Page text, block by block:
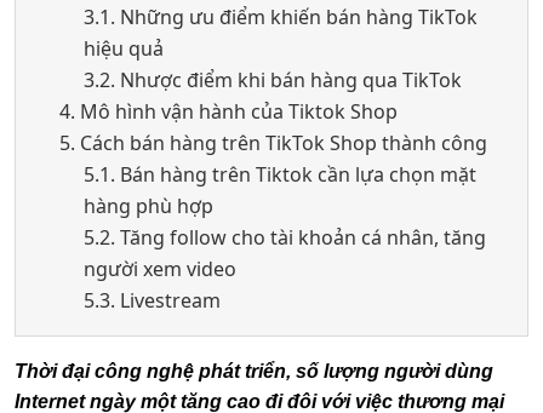
3.1. Những ưu điểm khiến bán hàng TikTok
hiệu quả
3.2. Nhược điểm khi bán hàng qua TikTok
4. Mô hình vận hành của Tiktok Shop
5. Cách bán hàng trên TikTok Shop thành công
5.1. Bán hàng trên Tiktok cần lựa chọn mặt
hàng phù hợp
5.2. Tăng follow cho tài khoản cá nhân, tăng
người xem video
5.3. Livestream
Thời đại công nghệ phát triển, số lượng người dùng
Internet ngày một tăng cao đi đôi với việc thương mại